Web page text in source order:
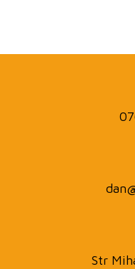
Str